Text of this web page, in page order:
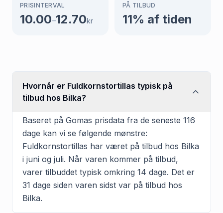
PRISINTERVAL
10.00–12.70kr
PÅ TILBUD
11% af tiden
Hvornår er Fuldkornstortillas typisk på
tilbud hos Bilka?
Baseret på Gomas prisdata fra de seneste 116
dage kan vi se følgende mønstre:
Fuldkornstortillas har været på tilbud hos Bilka
i juni og juli. Når varen kommer på tilbud,
varer tilbuddet typisk omkring 14 dage. Det er
31 dage siden varen sidst var på tilbud hos
Bilka.